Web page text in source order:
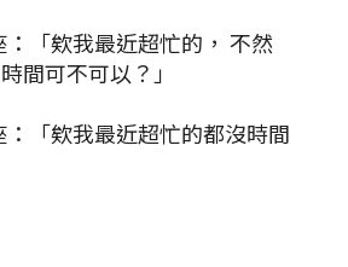
「欸我最近超忙的， 不然
間可不可以？」
「欸我最近超忙的都沒時間